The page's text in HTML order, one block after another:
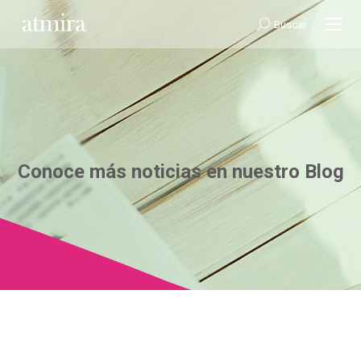
Buscar:
Buscar
Conoce más noticias en nuestro Blog
Estás aquí: